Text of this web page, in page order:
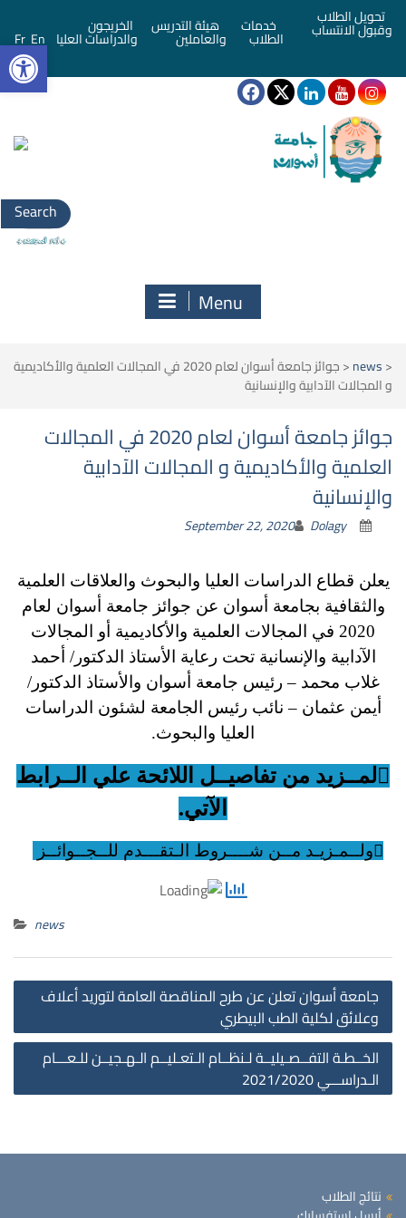
تحويل الطلاب
وقبول الانتساب خدمات
الطلاب
هيئة التدريس
والعاملين
الخريجون
والدراسات العليا En
Fr
Search
for:
Menu
<
news
<
جوائز جامعة أسوان لعام 2020 في المجالات العلمية والأكاديمية
و المجالات الآدابية والإنسانية
جوائز جامعة أسوان لعام 2020 في المجالات
العلمية والأكاديمية و المجالات الآدابية
والإنسانية
September 22, 2020 Dolagy
يعلن قطاع الدراسات العليا والبحوث والعلاقات العلمية
والثقافية بجامعة أسوان عن جوائز جامعة أسوان لعام
2020 في المجالات العلمية والأكاديمية أو المجالات
الآدابية والإنسانية تحت رعاية الأستاذ الدكتور/ أحمد
غلاب محمد – رئيس جامعة أسوان والأستاذ الدكتور/
أيمن عثمان – نائب رئيس الجامعة لشئون الدراسات
العليا والبحوث.
لمــزيد من تفاصيــل اللائحة علي الــرابط
الآتي.
ولــمـزيـد مــن شــــروط الـتقـــدم للــجــوائــز
news
جامعة أسوان تعلن عن طرح المناقصة العامة لتوريد أعلاف
وعلائق لكلية الطب البيطري
الخــطـة التفــصـيليــة لـنظــام الـتعـليــم الـهـجيــن للـعـــام
الـدراســـي 2021/2020
نتائج الطلاب